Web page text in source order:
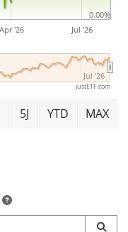
Apr '26 Jul '26
Jul '26
0.00%
justETF.com
5J YTD MAX